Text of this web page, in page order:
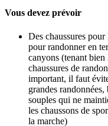
Vous devez prévoir
Des chaussures
pour randonner en
canyons (tenant bien
chaussures de
important, il faut
grandes
souples qui ne
les chaussons de
la marche)